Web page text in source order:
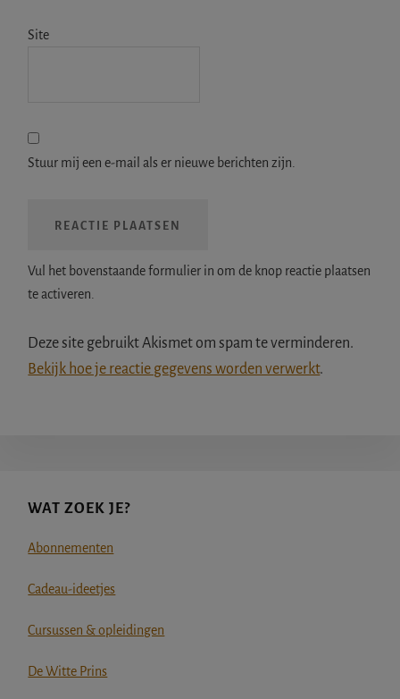
Site
Stuur mij een e-mail als er nieuwe berichten zijn.
Vul het bovenstaande formulier in om de knop reactie plaatsen
te activeren.
Deze site gebruikt Akismet om spam te verminderen.
Bekijk hoe je reactie gegevens worden verwerkt.
WAT ZOEK JE?
Abonnementen
Cadeau-ideetjes
Cursussen & opleidingen
De Witte Prins